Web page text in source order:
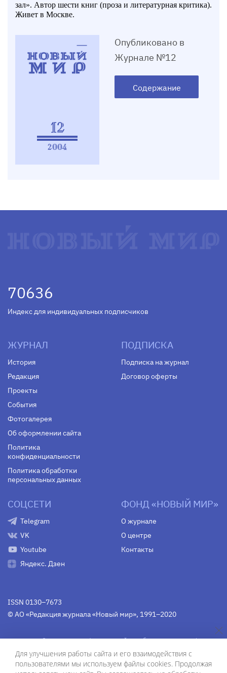
зал». Автор шести книг (проза и литературная критика).
Живет в Москве.
12
2004
Опубликовано в
Журнале №12
Содержание
70636
Индекс для индивидуальных подписчиков
ЖУРНАЛ
История
Редакция
Проекты
События
Фотогалерея
Об оформлении сайта
Политика
конфиденциальности
Политика обработки
персональных данных
ПОДПИСКА
Подписка на журнал
Договор оферты
СОЦСЕТИ
Telegram
VK
Youtube
Яндекс. Дзен
ФОНД «НОВЫЙ МИР»
О журнале
О центре
Контакты
ISSN 0130–7673
© АО «Редакция журнала «Новый мир», 1991–2020
Свидетельство Федеральной службы по надзору в сфере
связи, информационных технологий и массовых
коммуникаций средства массовой информации
(Роскомнадзор)ПИ № Фс 77-75754 от 13 июня 2019 г.
Для улучшения работы сайта и его взаимодействия с
пользователями мы используем файлы cookies. Продолжая